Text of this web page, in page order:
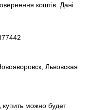
коштів. Дані
Львовская
купить можно будет